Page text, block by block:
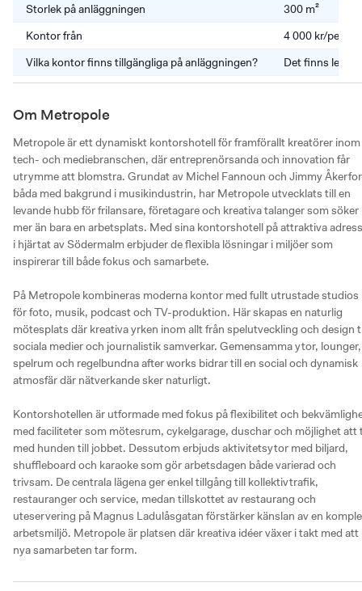
Storlek på anläggningen
300 m²
Kontor från
4 000 kr/
Vilka kontor finns tillgängliga på anläggningen?
Det finns
Om Metropole
Metropole är ett dynamiskt kontorshotell för framförallt kreatörer inom
tech- och mediebranschen, där entreprenörsanda och innovation får
utrymme att blomstra. Grundat av Michel Fannoun och Jimmy
båda med bakgrund i musikindustrin, har Metropole utvecklats till en
levande hubb för frilansare, företagare och kreativa talanger som söker
mer än bara en arbetsplats. Med sina kontorshotell på attraktiva
i hjärtat av Södermalm erbjuder de flexibla lösningar i miljöer som
inspirerar till både fokus och samarbete.
På Metropole kombineras moderna kontor med fullt utrustade studios
för foto, musik, podcast och TV-produktion. Här skapas en naturlig
mötesplats där kreativa yrken inom allt från spelutveckling och design
sociala medier och journalistik samverkar. Gemensamma ytor, lounger,
spelrum och regelbundna after works bidrar till en social och dynamisk
atmosfär där nätverkande sker naturligt.
Kontorshotellen är utformade med fokus på flexibilitet och
med faciliteter som mötesrum, cykelgarage, duschar och möjlighet att
med hunden till jobbet. Dessutom erbjuds aktivitetsytor med biljard,
shuffleboard och karaoke som gör arbetsdagen både varierad och
trivsam. De centrala lägena ger enkel tillgång till kollektivtrafik,
restauranger och service, medan tillskottet av restaurang och
uteservering på Magnus Ladulåsgatan förstärker känslan av en
arbetsmiljö. Metropole är platsen där kreativa idéer växer i takt med att
nya samarbeten tar form.